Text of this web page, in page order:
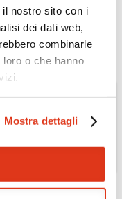
nostro sito con i
dei dati web,
combinarle
o che hanno
Mostra dettagli